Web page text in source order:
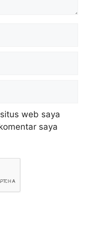
web saya
saya